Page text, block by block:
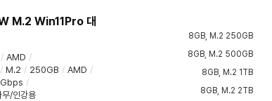
M.2 Win11Pro 대
/ AMD /
/ M.2 / 250GB / AMD /
/
무/인강용
8GB, M.2 250GB
8GB, M.2 500GB
8GB, M.2 1TB
8GB, M.2 2TB